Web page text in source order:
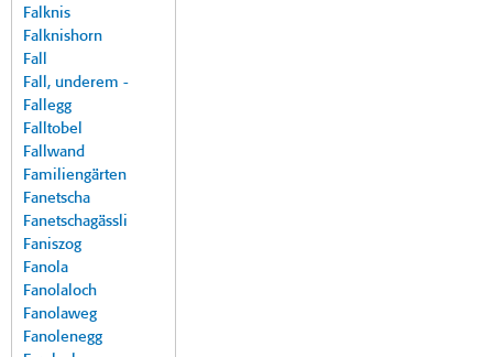
Falknis
Falknishorn
Fall
Fall, underem -
Fallegg
Falltobel
Fallwand
Familiengärten
Fanetscha
Fanetschagässli
Faniszog
Fanola
Fanolaloch
Fanolaweg
Fanolenegg